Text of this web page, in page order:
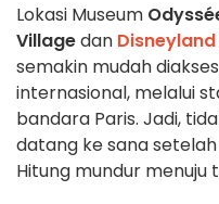
Lokasi Museum
Villagedan
semakin mudah
internasional, melalui
bandara Paris. Jadi,
datang ke sana
Hitung mundur menuju